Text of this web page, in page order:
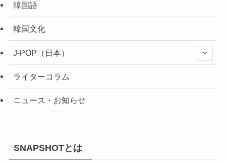
韓国語
韓国文化
J-POP（日本）
ライターコラム
ニュース・お知らせ
SNAPSHOTとは